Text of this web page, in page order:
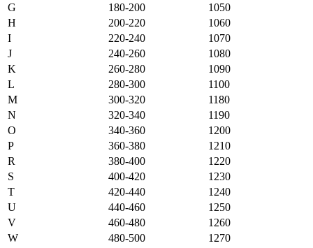
G
180-200
1050
H
200-220
1060
I
220-240
1070
J
240-260
1080
K
260-280
1090
L
280-300
1100
M
300-320
1180
N
320-340
1190
O
340-360
1200
P
360-380
1210
R
380-400
1220
S
400-420
1230
T
420-440
1240
U
440-460
1250
V
460-480
1260
W
480-500 1270